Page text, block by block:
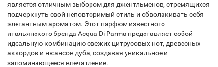
является отличным выбором для джентльменов, стремящихся
подчеркнуть свой неповторимый стиль и обволакивать себя
элегантным ароматом. Этот парфюм известного
итальянского бренда Acqua Di Parma представляет собой
идеальную комбинацию свежих цитрусовых нот, древесных
аккордов и нюансов дуба, создавая уникальное и
запоминающееся впечатление.